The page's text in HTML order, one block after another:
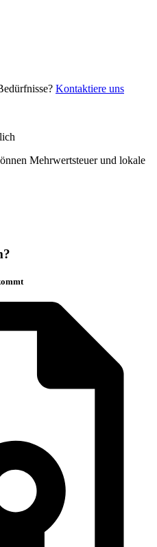
Kontaktiere uns
Mehrwertsteuer und lokale